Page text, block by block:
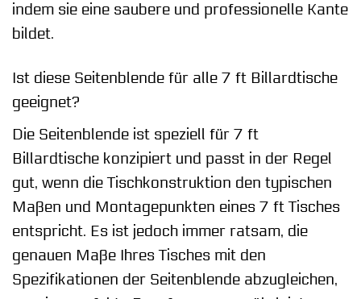
indem sie eine saubere und professionelle Kante
bildet.
Ist diese Seitenblende für alle 7 ft Billardtische
geeignet?
Die Seitenblende ist speziell für 7 ft
Billardtische konzipiert und passt in der Regel
gut, wenn die Tischkonstruktion den typischen
Maßen und Montagepunkten eines 7 ft Tisches
entspricht. Es ist jedoch immer ratsam, die
genauen Maße Ihres Tisches mit den
Spezifikationen der Seitenblende abzugleichen,